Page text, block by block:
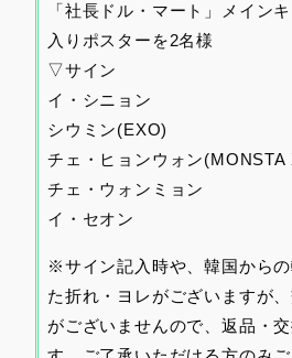
「社長ドル・マート」メイン
入りポスターを2名様
▽サイン
イ・シニョン
シウミン(EXO)
チェ・ヒョンウォン(MONSTA
チェ・ウォンミョン
イ・セオン
※サイン記入時や、韓国から
た折れ・ ヨレがございますが
がございませんので、返品・